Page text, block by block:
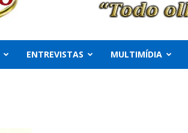
ENTREVISTAS MULTIMÍDIA